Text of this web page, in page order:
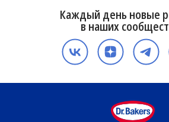
Каждый день новые
в наших